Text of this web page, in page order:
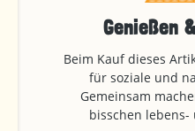
Genießen
Beim Kauf dieses
für soziale und
Gemeinsam
bisschen